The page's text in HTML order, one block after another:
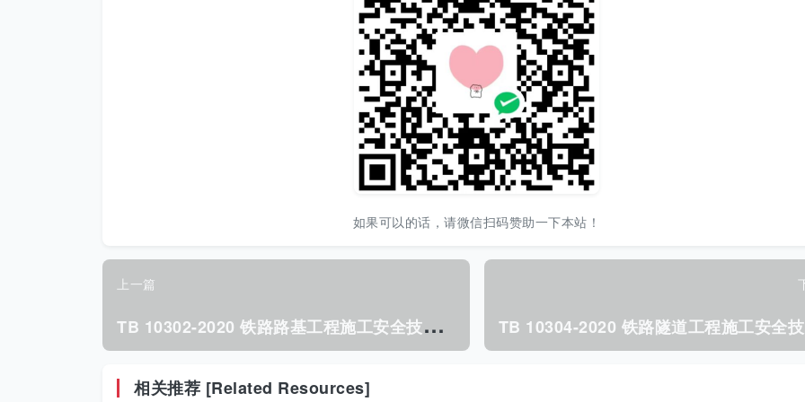
如果可以的话，请微信扫码赞助一下本站！
上一篇
T
B 10302-2020 铁路路基工程施工安全技术规程.pdf
相关推荐 [Related Resources]